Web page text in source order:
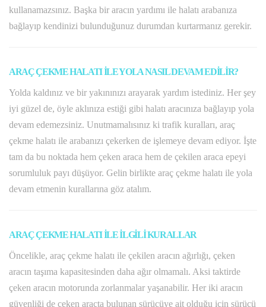
kullanamazsınız. Başka bir aracın yardımı ile halatı arabanıza
bağlayıp kendinizi bulunduğunuz durumdan kurtarmanız gerekir.
ARAÇ ÇEKME HALATI İLE YOLA NASIL DEVAM EDİLİR?
Yolda kaldınız ve bir yakınınızı arayarak yardım istediniz. Her şey
iyi güzel de, öyle aklınıza estiği gibi halatı aracınıza bağlayıp yola
devam edemezsiniz. Unutmamalısınız ki trafik kuralları, araç
çekme halatı ile arabanızı çekerken de işlemeye devam ediyor. İşte
tam da bu noktada hem çeken araca hem de çekilen araca epeyi
sorumluluk payı düşüyor. Gelin birlikte araç çekme halatı ile yola
devam etmenin kurallarına göz atalım.
ARAÇ ÇEKME HALATI İLE İLGİLİ KURALLAR
Öncelikle, araç çekme halatı ile çekilen aracın ağırlığı, çeken
aracın taşıma kapasitesinden daha ağır olmamalı. Aksi taktirde
çeken aracın motorunda zorlanmalar yaşanabilir. Her iki aracın
güvenliği de çeken araçta bulunan sürücüye ait olduğu için sürücü